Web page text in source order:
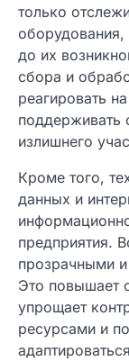
только
оборудования,
до их
сбора и
реагировать
поддерживать
излишнего
Кроме того,
данных и
предприятия.
прозрачными
Это повышает
упрощает
ресурсами и